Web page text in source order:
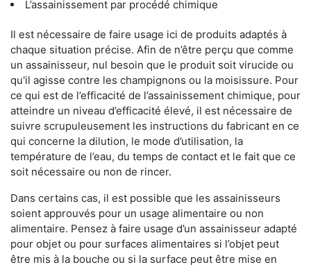
L’assainissement par procédé chimique
Il est nécessaire de faire usage ici de produits adaptés à
chaque situation précise. Afin de n’être perçu que comme
un assainisseur, nul besoin que le produit soit virucide ou
qu'il agisse contre les champignons ou la moisissure. Pour
ce qui est de l’efficacité de l’assainissement chimique, pour
atteindre un niveau d’efficacité élevé, il est nécessaire de
suivre scrupuleusement les instructions du fabricant en ce
qui concerne la dilution, le mode d’utilisation, la
température de l’eau, du temps de contact et le fait que ce
soit nécessaire ou non de rincer.
Dans certains cas, il est possible que les assainisseurs
soient approuvés pour un usage alimentaire ou non
alimentaire. Pensez à faire usage d’un assainisseur adapté
pour objet ou pour surfaces alimentaires si l’objet peut
être mis à la bouche ou si la surface peut être mise en